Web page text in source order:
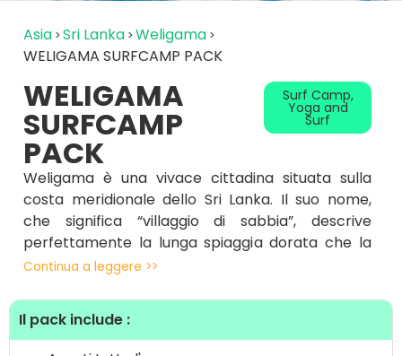
Asia Sri Lanka Weligama
WELIGAMA SURFCAMP PACK
WELIGAMA
SURFCAMP
PACK
Surf Camp,
Yoga and
Surf
Weligama è una vivace cittadina situata sulla
costa meridionale dello Sri Lanka. Il suo nome,
che significa “villaggio di sabbia”, descrive
perfettamente la lunga spiaggia dorata che la
caratterizza. Ideale per chi cerca un mix perfetto
La baia di Weligama offre onde perfette per
principianti e surfisti di livello intermedio, con un
Continua a leggere >>
Il pack include :